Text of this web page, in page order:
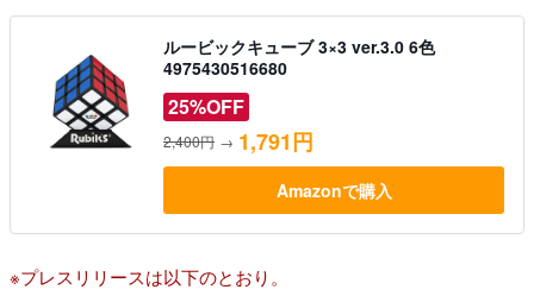
ルービックキューブ 3×3 ver.3.0 6色
4975430516680
25%OFF
2,400円 → 1,791円
Amazonで購入
※プレスリリースは以下のとおり。